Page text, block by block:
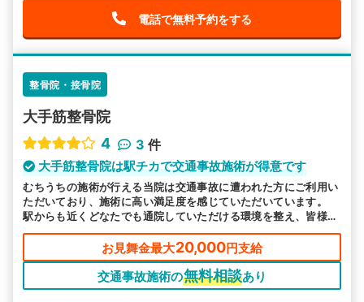
電話で無料予約をする
整骨院・接骨院
大手筋整骨院
4
3 件
大手筋整骨院は駅チカで交通事故施術が得意です
むちうちの施術が行える当院は交通事故に遭われた方にご利用い
ただいており、施術に高い満足度を感じていただいています。
駅からも近くどなたでも通院していただける環境を整え、皆様の
お越しをお待ちしております。
お見舞金最大20,000円支給
交通事故施術の無料相談あり